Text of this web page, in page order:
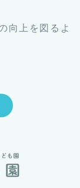
向上を図るよ